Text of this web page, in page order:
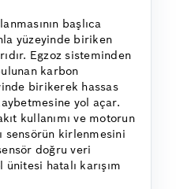
başlıca
yüzeyinde biriken
Egzoz sisteminden
karbon
birikerek hassas
yol açar.
kullanımı ve motorun
sensörün kirlenmesini
doğru veri
hatalı karışım